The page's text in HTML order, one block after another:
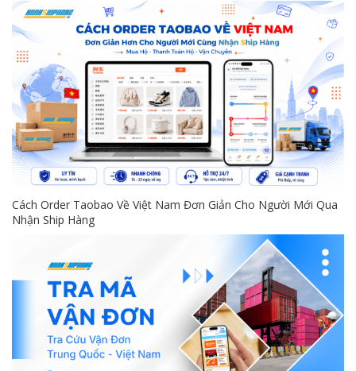
Cách Order Taobao Về Việt Nam Đơn Giản Cho Người Mới Qua
Nhận Ship Hàng